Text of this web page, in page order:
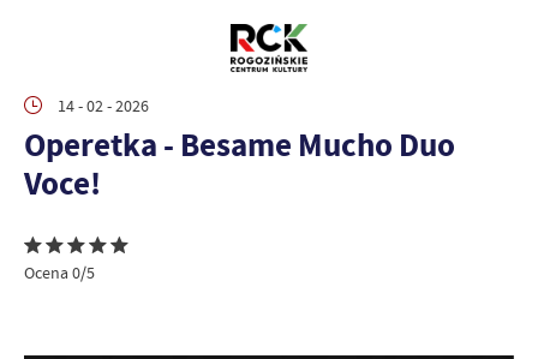
14 - 02 - 2026
Operetka - Besame Mucho Duo
Voce!
Ocena 0/5